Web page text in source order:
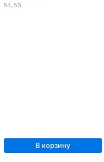
54, 56
В корзину